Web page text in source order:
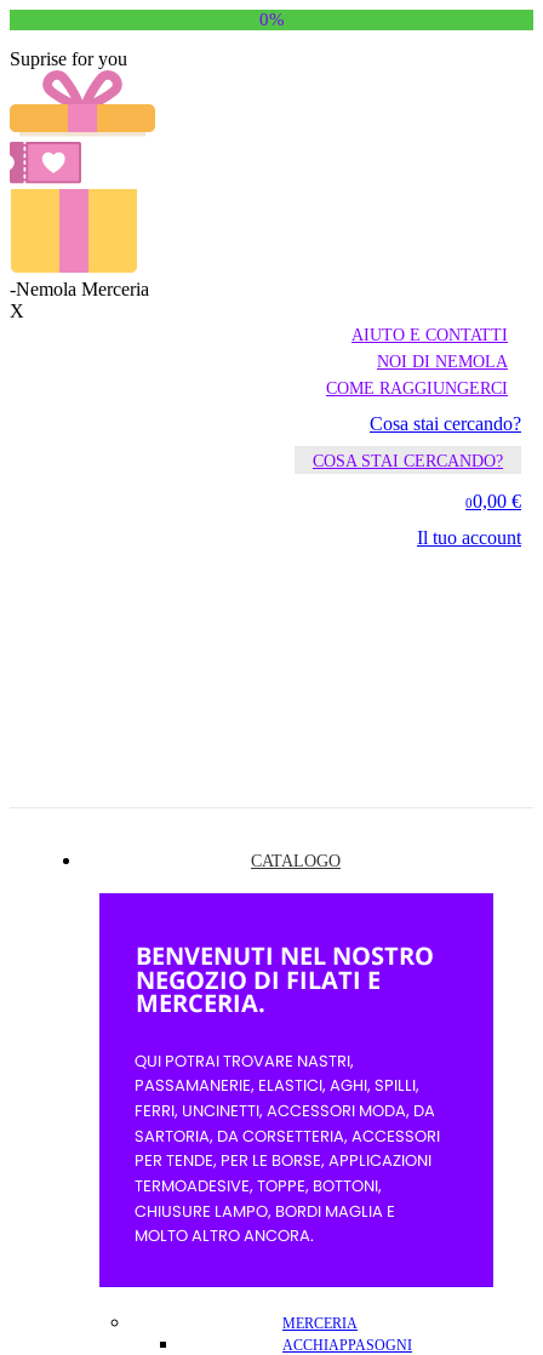
0%
Suprise for you
-Nemola Merceria
X
AIUTO E CONTATTI
NOI DI NEMOLA
COME RAGGIUNGERCI
Cosa stai cercando?
COSA STAI CERCANDO?
00,00 €
Il tuo account
CATALOGO
MERCERIA
ACCHIAPPASOGNI